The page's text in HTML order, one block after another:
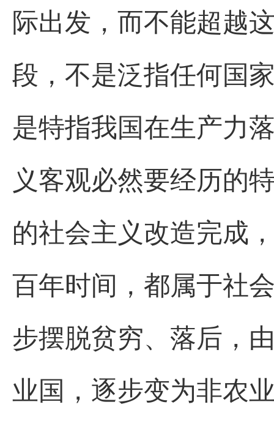
际出发，而不能超越
段，不是泛指任何国
是特指我国在生产力
义客观必然要经历的
的社会主义改造完成
百年时间，都属于社
步摆脱贫穷、落后，
业国，逐步变为非农